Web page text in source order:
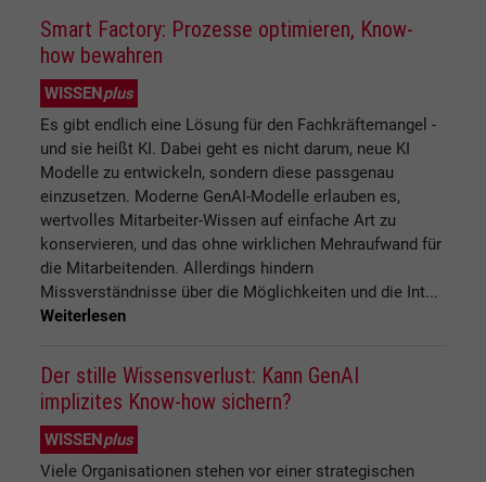
Smart Factory: Prozesse optimieren, Know-
how bewahren
WISSENplus
Es gibt endlich eine Lösung für den Fachkräftemangel -
und sie heißt KI. Dabei geht es nicht darum, neue KI
Modelle zu entwickeln, sondern diese passgenau
einzusetzen. Moderne GenAI-Modelle erlauben es,
wertvolles Mitarbeiter-Wissen auf einfache Art zu
konservieren, und das ohne wirklichen Mehraufwand für
die Mitarbeitenden. Allerdings hindern
Missverständnisse über die Möglichkeiten und die Int...
Weiterlesen
Der stille Wissensverlust: Kann GenAI
implizites Know-how sichern?
WISSENplus
Viele Organisationen stehen vor einer strategischen